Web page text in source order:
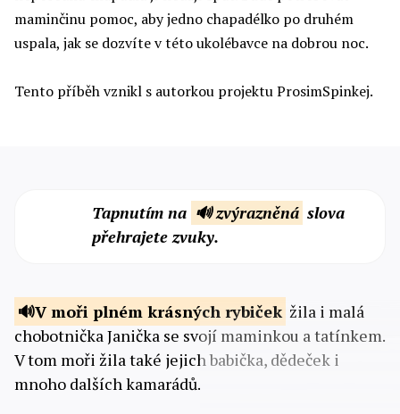
maminčinu pomoc, aby jedno chapadélko po druhém
uspala, jak se dozvíte v této ukolébavce na dobrou noc.
​​​​​​​​​​​​Tento příběh vznikl s autorkou projektu ProsimSpinkej.
Tapnutím na 🔊 zvýrazněná slova
přehrajete zvuky.
V moři plném krásných rybiček žila i malá
chobotnička Janička se svojí maminkou a tatínkem.
V tom moři žila také jejich babička, dědeček i
mnoho dalších kamarádů.